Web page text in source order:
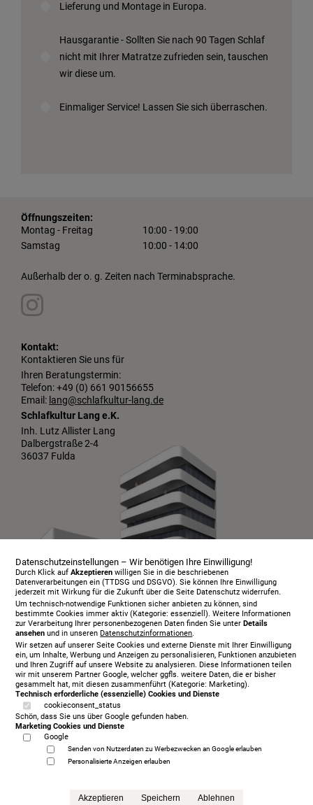
Lieferung und Montage in Europa.
Hausgarantie - Sollten Sie nach 90 Tagen Schlaf
nicht mit Ihrer Matratze zufrieden sein, tauschen
wir diese um.
Einmaliger Service! Lassen Sie sich überraschen.
Öffnungszeiten:
Montag - Freitag
10:00 - 19:00
Samstag
10:00 - 14:00
Außerhalb der o. g. Zeiten nach Terminabsprache.
Kontakt:
Kontaktieren Sie uns für
Ihren Beratungstermin:
Telefon: +49 (0) 661 90156655
Email: lang@schlafkultur-lang.de
Schlafkultur Lang e.K.
Inh. Lutz Allister Lang
Dalbergstraße 2-4
36037 Fulda
Infopaket
Über uns
Serviceangebot
Öffnungszeiten
Beratungstermin
Probeschlafen
Kontakt
Datenschutzeinstellungen – Wir benötigen Ihre Einwilligung!
Durch Klick aufAkzeptieren willigen Sie in die beschriebenen
Datenverarbeitungen ein (TTDSG und DSGVO). Sie können Ihre Einwilligung
jederzeit mit Wirkung für die Zukunft über die Seite Datenschutz widerrufen.
Um technisch-notwendige Funktionen sicher anbieten zu können, sind
bestimmte Cookies immer aktiv (Kategorie: essenziell). Weitere Informationen
zur Verarbeitung Ihrer personenbezogenen Daten finden Sie unterDetails
ansehen und in unserenDatenschutzinformationen.
Wir setzen auf unserer Seite Cookies und externe Dienste mit Ihrer Einwilligung
ein, um Inhalte, Werbung und Anzeigen zu personalisieren, Funktionen anzubieten
und Ihren Zugriff auf unsere Website zu analysieren. Diese Informationen teilen
wir mit unserem Partner Google, welcher ggfls. weitere Daten, die er bisher
gesammelt hat, mit diesen zusammenführt (Kategorie: Marketing).
Technisch erforderliche (essenzielle) Cookies und Dienste
cookieconsent_status
Schön, dass Sie uns über Google gefunden haben.
Marketing Cookies und Dienste
Google
Senden von Nutzerdaten zu Werbezwecken an Google erlauben
Personalisierte Anzeigen erlauben
Akzeptieren Speichern Ablehnen